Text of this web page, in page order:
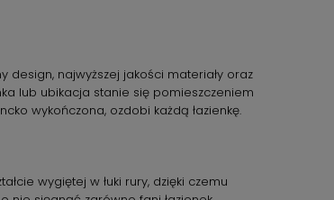
design, najwyższej jakości materiały oraz
lub ubikacja stanie się pomieszczeniem
wykończona, ozdobi każdą łazienkę.
wygiętej w łuki rury, dzięki czemu